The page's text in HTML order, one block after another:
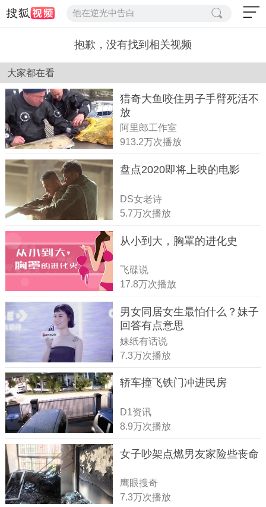
他在逆光中告白
抱歉，没有找到相关视频
大家都在看
猎奇大鱼咬住男子手臂死活不
放
阿里郎工作室
913.2万次播放
盘点2020即将上映的电影
DS女老诗
5.7万次播放
从小到大，胸罩的进化史
飞碟说
17.8万次播放
男女同居女生最怕什么？妹子
回答有点意思
妹纸有话说
7.3万次播放
轿车撞飞铁门冲进民房
D1资讯
8.9万次播放
女子吵架点燃男友家险些丧命
鹰眼搜奇
7.3万次播放